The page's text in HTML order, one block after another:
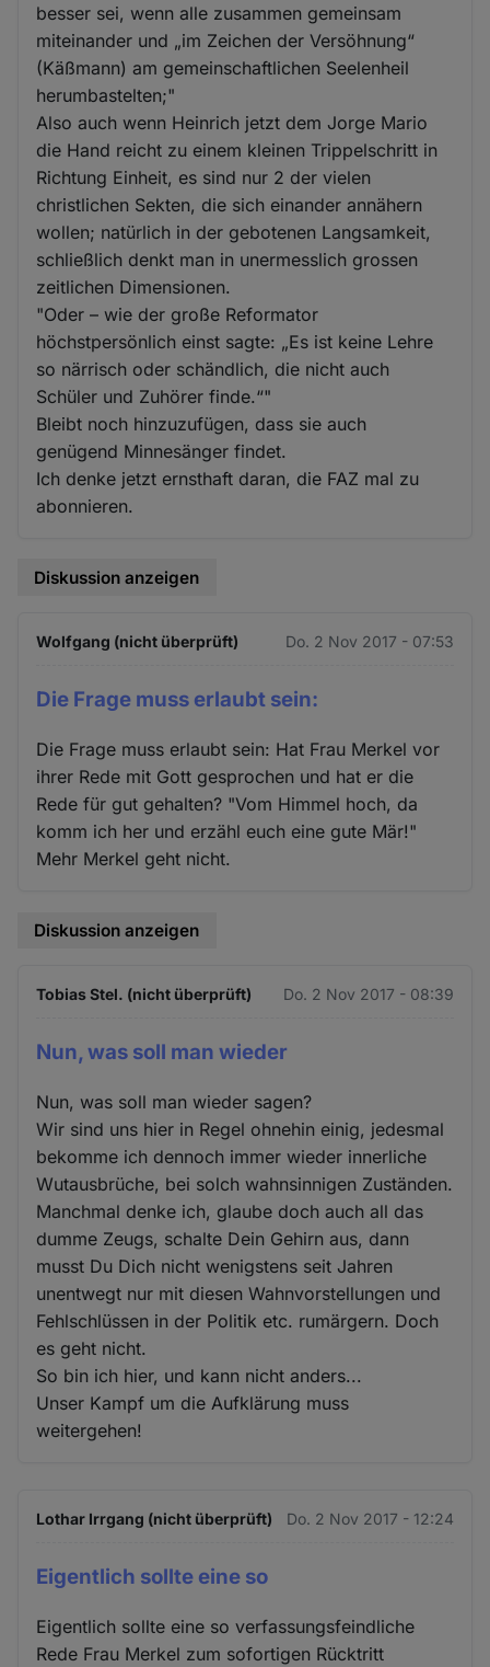
besser sei, wenn alle zusammen gemeinsam
miteinander und „im Zeichen der Versöhnung“
(Käßmann) am gemeinschaftlichen Seelenheil
herumbastelten;"
Also auch wenn Heinrich jetzt dem Jorge Mario
die Hand reicht zu einem kleinen Trippelschritt in
Richtung Einheit, es sind nur 2 der vielen
christlichen Sekten, die sich einander annähern
wollen; natürlich in der gebotenen Langsamkeit,
schließlich denkt man in unermesslich grossen
zeitlichen Dimensionen.
"Oder – wie der große Reformator
höchstpersönlich einst sagte: „Es ist keine Lehre
so närrisch oder schändlich, die nicht auch
Schüler und Zuhörer finde.“"
Bleibt noch hinzuzufügen, dass sie auch
genügend Minnesänger findet.
Ich denke jetzt ernsthaft daran, die FAZ mal zu
abonnieren.
Diskussion anzeigen
Wolfgang (nicht überprüft) Do. 2 Nov 2017 - 07:53
Die Frage muss erlaubt sein:
Die Frage muss erlaubt sein: Hat Frau Merkel vor
ihrer Rede mit Gott gesprochen und hat er die
Rede für gut gehalten? "Vom Himmel hoch, da
komm ich her und erzähl euch eine gute Mär!"
Mehr Merkel geht nicht.
Diskussion anzeigen
Tobias Stel. (nicht überprüft) Do. 2 Nov 2017 - 08:39
Nun, was soll man wieder
Nun, was soll man wieder sagen?
Wir sind uns hier in Regel ohnehin einig, jedesmal
bekomme ich dennoch immer wieder innerliche
Wutausbrüche, bei solch wahnsinnigen Zuständen.
Manchmal denke ich, glaube doch auch all das
dumme Zeugs, schalte Dein Gehirn aus, dann
musst Du Dich nicht wenigstens seit Jahren
unentwegt nur mit diesen Wahnvorstellungen und
Fehlschlüssen in der Politik etc. rumärgern. Doch
es geht nicht.
So bin ich hier, und kann nicht anders...
Unser Kampf um die Aufklärung muss
weitergehen!
Lothar Irrgang (nicht überprüft) Do. 2 Nov 2017 - 12:24
Eigentlich sollte eine so
Eigentlich sollte eine so verfassungsfeindliche
Rede Frau Merkel zum sofortigen Rücktritt